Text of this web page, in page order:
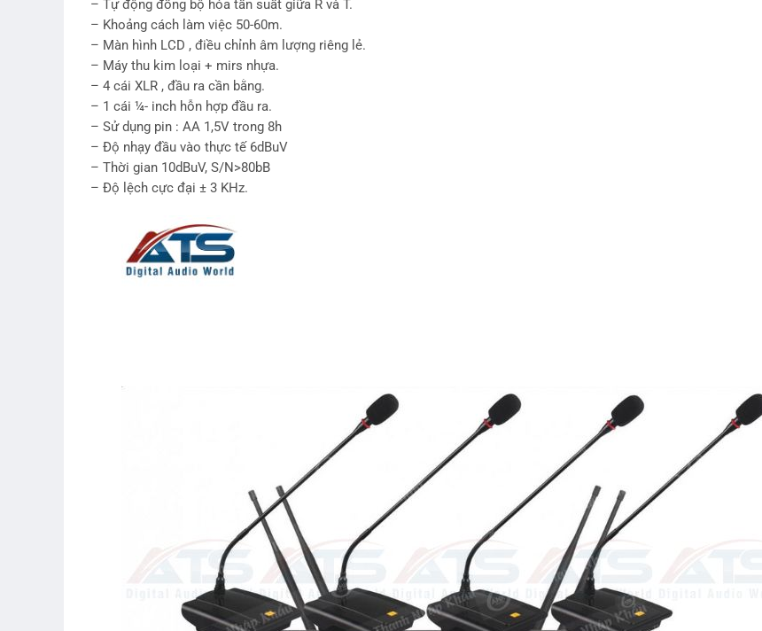
– Tự động đồng bộ hóa tần suất giữa R và T.
– Khoảng cách làm việc 50-60m.
– Màn hình LCD , điều chỉnh âm lượng riêng lẻ.
– Máy thu kim loại + mirs nhựa.
– 4 cái XLR , đầu ra cần bằng.
– 1 cái ¼- inch hỗn hợp đầu ra.
– Sử dụng pin : AA 1,5V trong 8h
– Độ nhạy đầu vào thực tế 6dBuV
– Thời gian 10dBuV, S/N>80bB
– Độ lệch cực đại ± 3 KHz.